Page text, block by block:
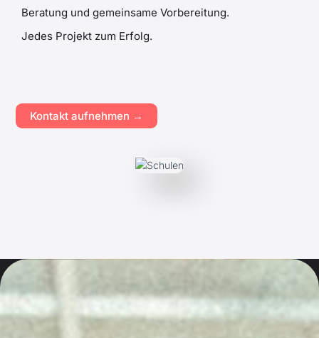
Beratung und gemeinsame Vorbereitung.
Jedes Projekt zum Erfolg.
Kontakt aufnehmen →